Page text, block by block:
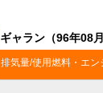
ギャラン（96年08
排気量/使用燃料・エ